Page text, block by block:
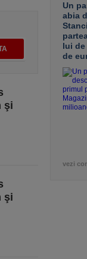
şi
şi
Un
abia
lui
de
vezi